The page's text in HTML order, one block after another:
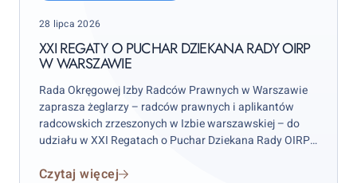
Dziekana
Rady
OIRP
Warszawie
Posted
28 lipca 2026
XXI REGATY O PUCHAR DZIEKANA RADY OIRP
W WARSZAWIE
Rada Okręgowej Izby Radców Prawnych w Warszawie
zaprasza żeglarzy – radców prawnych i aplikantów
radcowskich zrzeszonych w Izbie warszawskiej – do
udziału w XXI Regatach o Puchar Dziekana Rady OIRP
września 2026 r. (sobota–niedziela), przy czym
Czytaj więcej